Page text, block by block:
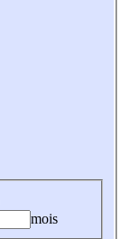
mois